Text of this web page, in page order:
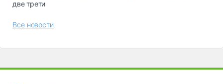
две трети
Все новости